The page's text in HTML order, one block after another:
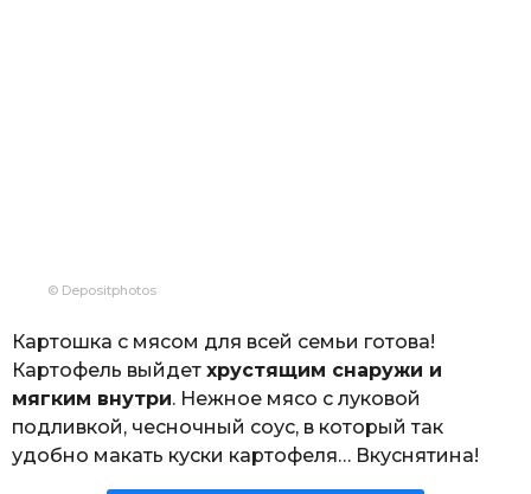
© Depositphotos
Картошка с мясом для всей семьи готова!
Картофель выйдет хрустящим снаружи и
мягким внутри. Нежное мясо с луковой
подливкой, чесночный соус, в который так
удобно макать куски картофеля… Вкуснятина!